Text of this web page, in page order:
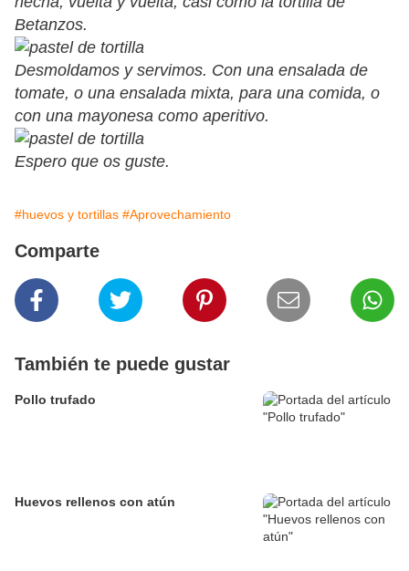
Betanzos.
Desmoldamos y servimos. Con una ensalada de
tomate, o una ensalada mixta, para una comida, o
con una mayonesa como aperitivo.
Espero que os guste.
#huevos y tortillas #Aprovechamiento
Comparte
También te puede gustar
Pollo trufado
Huevos rellenos con atún